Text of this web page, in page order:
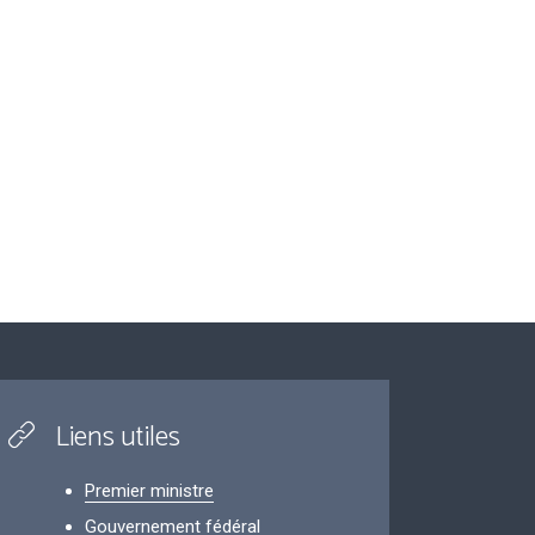
Liens utiles
Premier ministre
Gouvernement fédéral